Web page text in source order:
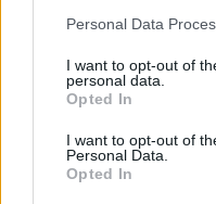
Personal Data
I want to opt-out of
personal data.
Opted In
I want to opt-out of
Personal Data.
Opted In